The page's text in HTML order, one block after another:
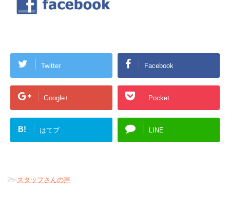
Twitter Facebook
Google+ Pocket
B! はてブ LINE
-スタッフさんの声